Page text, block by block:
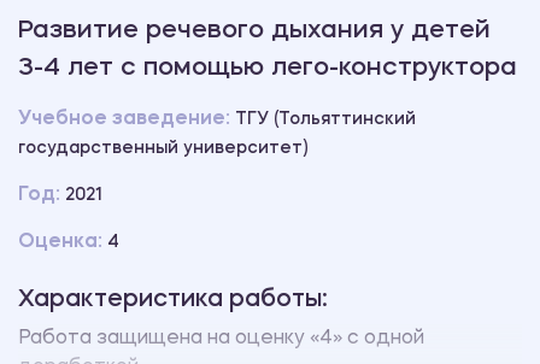
Развитие речевого дыхания у детей
3-4 лет с помощью лего-конструктора
Учебное заведение:
ТГУ (Тольяттинский
государственный университет)
Год: 2021
Оценка: 4
Характеристика работы:
Работа защищена на оценку «4» с одной